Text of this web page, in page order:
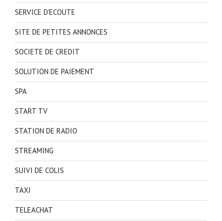
SERVICE D'ECOUTE
SITE DE PETITES ANNONCES
SOCIETE DE CREDIT
SOLUTION DE PAIEMENT
SPA
START TV
STATION DE RADIO
STREAMING
SUIVI DE COLIS
TAXI
TELEACHAT